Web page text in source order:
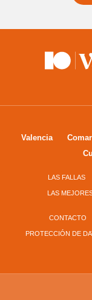
Valencia
LAS FALLAS
LAS
CONTACTO
PROTECCIÓN DE